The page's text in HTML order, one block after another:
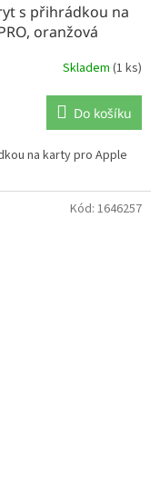
s přihrádkou na
oranžová
Skladem (1 ks)
Do košíku
na karty pro Apple
Kód: 1646257